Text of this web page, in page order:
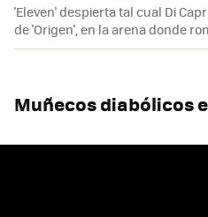
'Eleven' despierta tal cual Di
de 'Origen', en la arena donde
Muñecos diabólicos